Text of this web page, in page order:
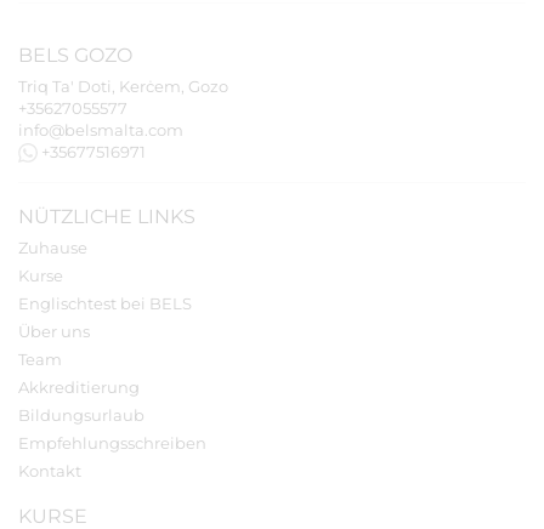
BELS GOZO
Triq Ta' Doti, Kerċem, Gozo
+35627055577
info@belsmalta.com
+35677516971
NÜTZLICHE LINKS
Zuhause
Kurse
Englischtest bei BELS
Über uns
Team
Akkreditierung
Bildungsurlaub
Empfehlungsschreiben
Kontakt
KURSE